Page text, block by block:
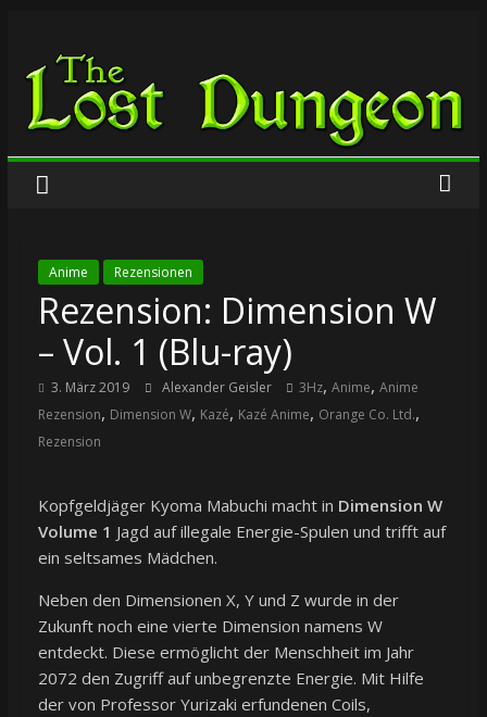
springen
The
Lost
Dungeon
Anime Rezensionen
Rezension: Dimension W
– Vol. 1 (Blu-ray)
3. März 2019 Alexander Geisler 3Hz, Anime, Anime
Rezension, Dimension W, Kazé, Kazé Anime, Orange Co. Ltd.,
Rezension
Kopfgeldjäger Kyoma Mabuchi macht in Dimension W
Volume 1 Jagd auf illegale Energie-Spulen und trifft auf
ein seltsames Mädchen.
Neben den Dimensionen X, Y und Z wurde in der
Zukunft noch eine vierte Dimension namens W
entdeckt. Diese ermöglicht der Menschheit im Jahr
2072 den Zugriff auf unbegrenzte Energie. Mit Hilfe
der von Professor Yurizaki erfundenen Coils,